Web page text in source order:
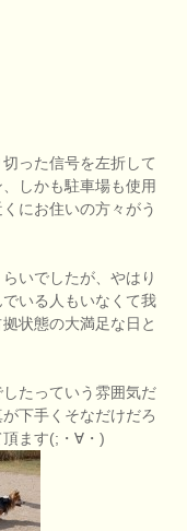
った信号を左折して
しかも駐車場も使用
にお住いの方々がう
いでしたが、やはり
いる人もいなくて我
状態の大満足な日と
たっていう雰囲気だ
下手くそなだけだろ
ます(;・∀・)